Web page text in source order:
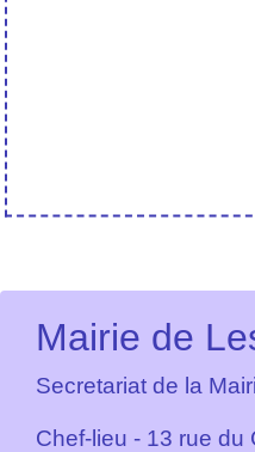
Mairie de
Secretariat de la
Chef-lieu - 13 rue du